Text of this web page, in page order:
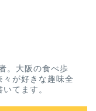
。大阪の食べ歩
々が好きな趣味全
てます。